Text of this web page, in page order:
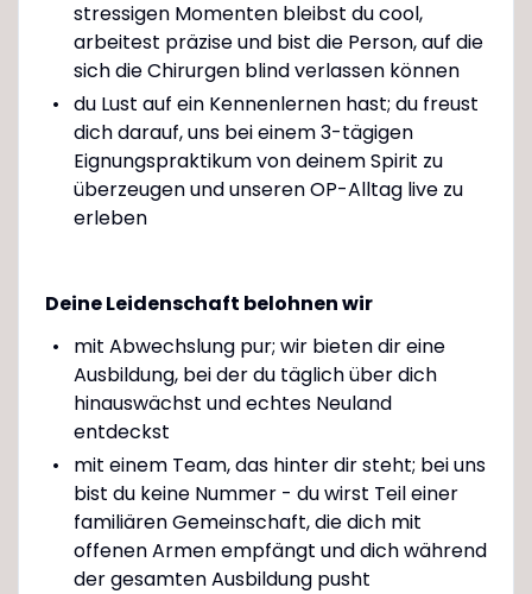
stressigen Momenten bleibst du cool,
arbeitest präzise und bist die Person, auf die
sich die Chirurgen blind verlassen können
du Lust auf ein Kennenlernen hast; du freust
dich darauf, uns bei einem 3-tägigen
Eignungspraktikum von deinem Spirit zu
überzeugen und unseren OP-Alltag live zu
erleben
Deine Leidenschaft belohnen wir
mit Abwechslung pur; wir bieten dir eine
Ausbildung, bei der du täglich über dich
hinauswächst und echtes Neuland
entdeckst
mit einem Team, das hinter dir steht; bei uns
bist du keine Nummer - du wirst Teil einer
familiären Gemeinschaft, die dich mit
offenen Armen empfängt und dich während
der gesamten Ausbildung pusht